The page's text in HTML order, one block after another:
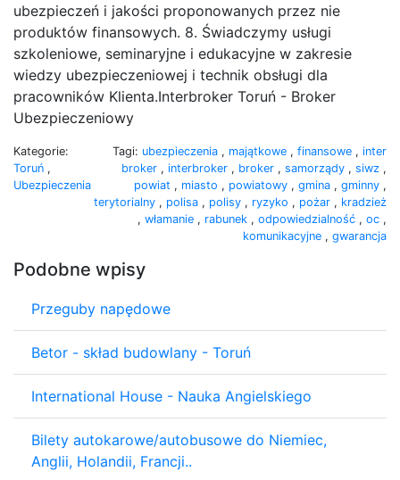
ubezpieczeń i jakości proponowanych przez nie
produktów finansowych. 8. Świadczymy usługi
szkoleniowe, seminaryjne i edukacyjne w zakresie
wiedzy ubezpieczeniowej i technik obsługi dla
pracowników Klienta.Interbroker Toruń - Broker
Ubezpieczeniowy
Kategorie:
Toruń ,
Ubezpieczenia
Tagi: ubezpieczenia , majątkowe , finansowe , inter
broker , interbroker , broker , samorządy , siwz ,
powiat , miasto , powiatowy , gmina , gminny ,
terytorialny , polisa , polisy , ryzyko , pożar , kradzież
, włamanie , rabunek , odpowiedzialność , oc ,
komunikacyjne , gwarancja
Podobne wpisy
Przeguby napędowe
Betor - skład budowlany - Toruń
International House - Nauka Angielskiego
Bilety autokarowe/autobusowe do Niemiec,
Anglii, Holandii, Francji..